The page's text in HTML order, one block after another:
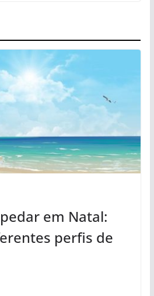
em Natal:
perfis de